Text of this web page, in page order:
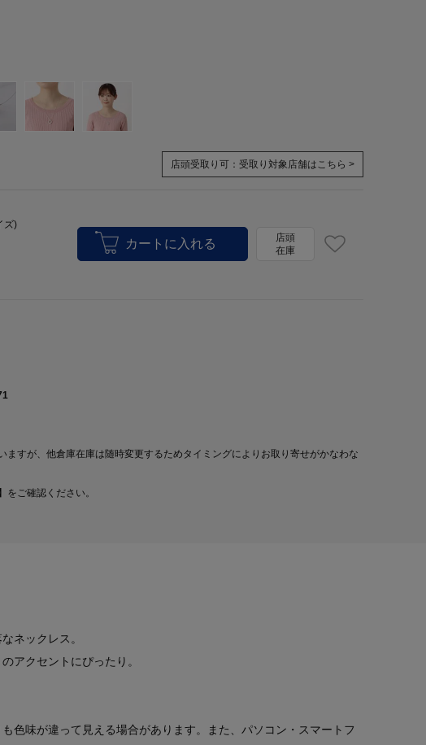
店頭受取り可： 受取り対象店舗はこちら >
ズ)
店頭
在庫
ますが、他倉庫在庫は随時変更するためタイミングによりお取り寄せがかなわな
】をご確認ください。
ネックレス。
アクセントにぴったり。
色味が違って見える場合があります。また、パソコン・スマートフ